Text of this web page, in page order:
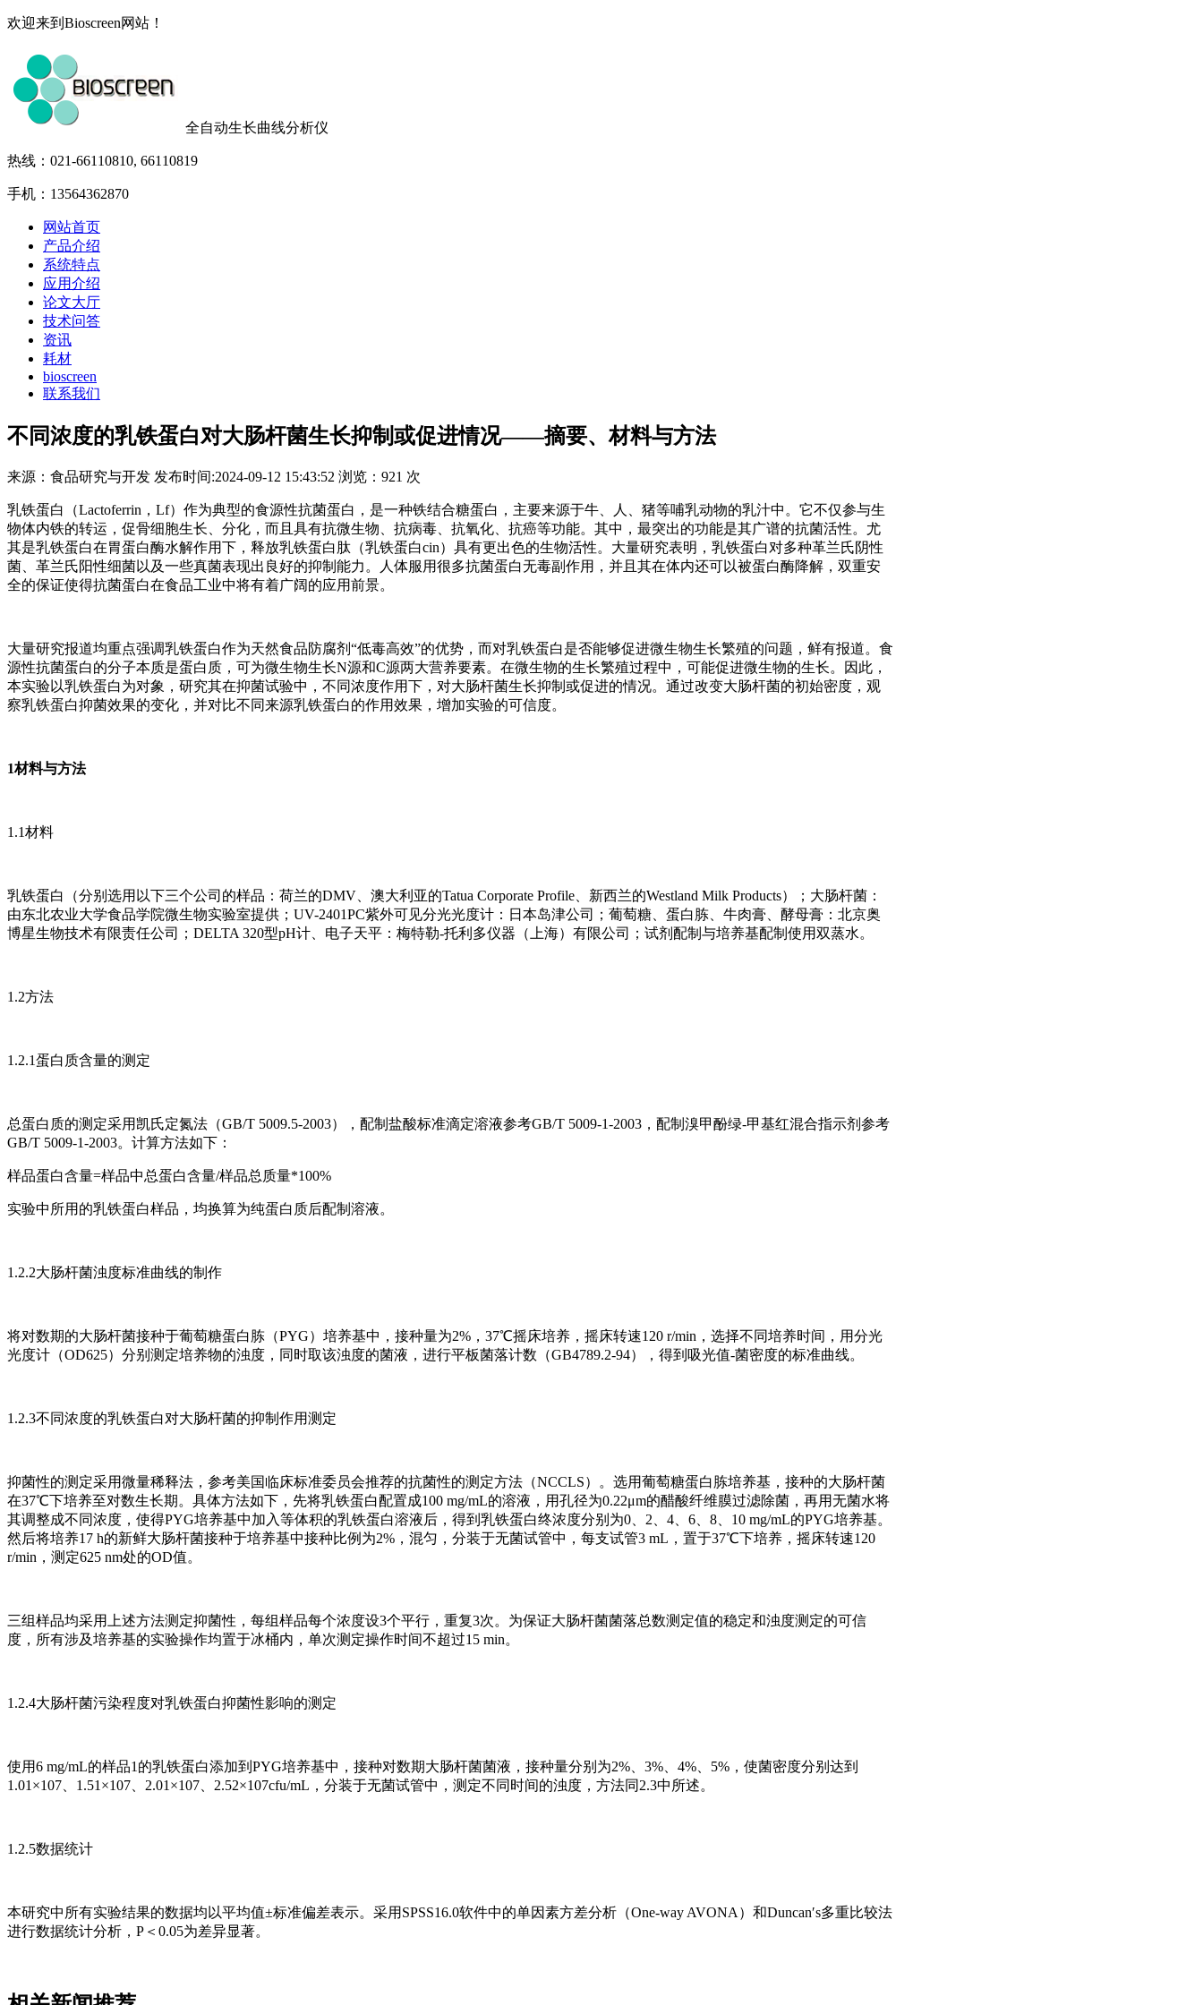
欢迎来到Bioscreen网站！
全自动生长曲线分析仪
热线：021-66110810, 66110819
手机：13564362870
网站首页
产品介绍
系统特点
应用介绍
论文大厅
技术问答
资讯
耗材
bioscreen
联系我们
不同浓度的乳铁蛋白对大肠杆菌生长抑制或促进情况——摘要、材料与方法
来源： 食品研究与开发 发布时间:2024-09-12 15:43:52 浏览： 921 次
乳铁蛋白（Lactoferrin，Lf）作为典型的食源性抗菌蛋白，是一种铁结合糖蛋白，主要来源于牛、人、猪等哺乳动物的乳汁中。它不仅参与生
物体内铁的转运，促骨细胞生长、分化，而且具有抗微生物、抗病毒、抗氧化、抗癌等功能。其中，最突出的功能是其广谱的抗菌活性。尤
其是乳铁蛋白在胃蛋白酶水解作用下，释放乳铁蛋白肽（乳铁蛋白cin）具有更出色的生物活性。大量研究表明，乳铁蛋白对多种革兰氏阴性
菌、革兰氏阳性细菌以及一些真菌表现出良好的抑制能力。人体服用很多抗菌蛋白无毒副作用，并且其在体内还可以被蛋白酶降解，双重安
全的保证使得抗菌蛋白在食品工业中将有着广阔的应用前景。
大量研究报道均重点强调乳铁蛋白作为天然食品防腐剂“低毒高效”的优势，而对乳铁蛋白是否能够促进微生物生长繁殖的问题，鲜有报道。食
源性抗菌蛋白的分子本质是蛋白质，可为微生物生长N源和C源两大营养要素。在微生物的生长繁殖过程中，可能促进微生物的生长。因此，
本实验以乳铁蛋白为对象，研究其在抑菌试验中，不同浓度作用下，对大肠杆菌生长抑制或促进的情况。通过改变大肠杆菌的初始密度，观
察乳铁蛋白抑菌效果的变化，并对比不同来源乳铁蛋白的作用效果，增加实验的可信度。
1材料与方法
1.1材料
乳铁蛋白（分别选用以下三个公司的样品：荷兰的DMV、澳大利亚的Tatua Corporate Profile、新西兰的Westland Milk Products）；大肠杆菌：
由东北农业大学食品学院微生物实验室提供；UV-2401PC紫外可见分光光度计：日本岛津公司；葡萄糖、蛋白胨、牛肉膏、酵母膏：北京奥
博星生物技术有限责任公司；DELTA 320型pH计、电子天平：梅特勒-托利多仪器（上海）有限公司；试剂配制与培养基配制使用双蒸水。
1.2方法
1.2.1蛋白质含量的测定
总蛋白质的测定采用凯氏定氮法（GB/T 5009.5-2003），配制盐酸标准滴定溶液参考GB/T 5009-1-2003，配制溴甲酚绿-甲基红混合指示剂参考
GB/T 5009-1-2003。计算方法如下：
样品蛋白含量=样品中总蛋白含量/样品总质量*100%
实验中所用的乳铁蛋白样品，均换算为纯蛋白质后配制溶液。
1.2.2大肠杆菌浊度标准曲线的制作
将对数期的大肠杆菌接种于葡萄糖蛋白胨（PYG）培养基中，接种量为2%，37℃摇床培养，摇床转速120 r/min，选择不同培养时间，用分光
光度计（OD625）分别测定培养物的浊度，同时取该浊度的菌液，进行平板菌落计数（GB4789.2-94），得到吸光值-菌密度的标准曲线。
1.2.3不同浓度的乳铁蛋白对大肠杆菌的抑制作用测定
抑菌性的测定采用微量稀释法，参考美国临床标准委员会推荐的抗菌性的测定方法（NCCLS）。选用葡萄糖蛋白胨培养基，接种的大肠杆菌
在37℃下培养至对数生长期。具体方法如下，先将乳铁蛋白配置成100 mg/mL的溶液，用孔径为0.22μm的醋酸纤维膜过滤除菌，再用无菌水将
其调整成不同浓度，使得PYG培养基中加入等体积的乳铁蛋白溶液后，得到乳铁蛋白终浓度分别为0、2、4、6、8、10 mg/mL的PYG培养基。
然后将培养17 h的新鲜大肠杆菌接种于培养基中接种比例为2%，混匀，分装于无菌试管中，每支试管3 mL，置于37℃下培养，摇床转速120
r/min，测定625 nm处的OD值。
三组样品均采用上述方法测定抑菌性，每组样品每个浓度设3个平行，重复3次。为保证大肠杆菌菌落总数测定值的稳定和浊度测定的可信
度，所有涉及培养基的实验操作均置于冰桶内，单次测定操作时间不超过15 min。
1.2.4大肠杆菌污染程度对乳铁蛋白抑菌性影响的测定
使用6 mg/mL的样品1的乳铁蛋白添加到PYG培养基中，接种对数期大肠杆菌菌液，接种量分别为2%、3%、4%、5%，使菌密度分别达到
1.01×107、1.51×107、2.01×107、2.52×107cfu/mL，分装于无菌试管中，测定不同时间的浊度，方法同2.3中所述。
1.2.5数据统计
本研究中所有实验结果的数据均以平均值±标准偏差表示。采用SPSS16.0软件中的单因素方差分析（One-way AVONA）和Duncan′s多重比较法
进行数据统计分析，P＜0.05为差异显著。